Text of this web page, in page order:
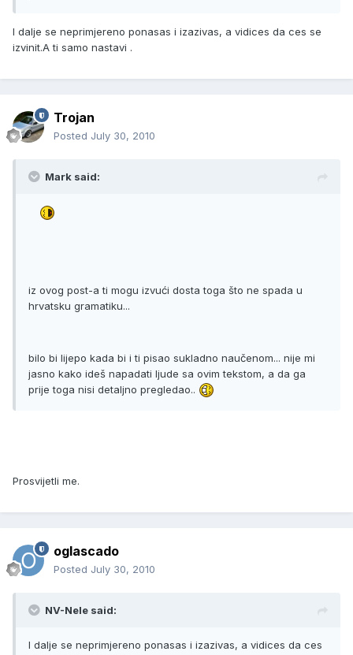
I dalje se neprimjereno ponasas i izazivas, a vidices da ces se
izvinit.A ti samo nastavi .
Trojan
Posted July 30, 2010
Mark said:
iz ovog post-a ti mogu izvući dosta toga što ne spada u
hrvatsku gramatiku...
bilo bi lijepo kada bi i ti pisao sukladno naučenom... nije mi
jasno kako ideš napadati ljude sa ovim tekstom, a da ga
prije toga nisi detaljno pregledao..
Prosvijetli me.
oglascado
Posted July 30, 2010
NV-Nele said:
I dalje se neprimjereno ponasas i izazivas, a vidices da ces